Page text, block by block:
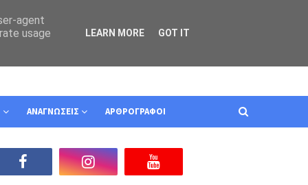
ΑΝΑΓΝΩΣΕΙΣ ΑΡΘΡΟΓΡΑΦΟΙ
agent
usage
LEARN MORE GOT IT